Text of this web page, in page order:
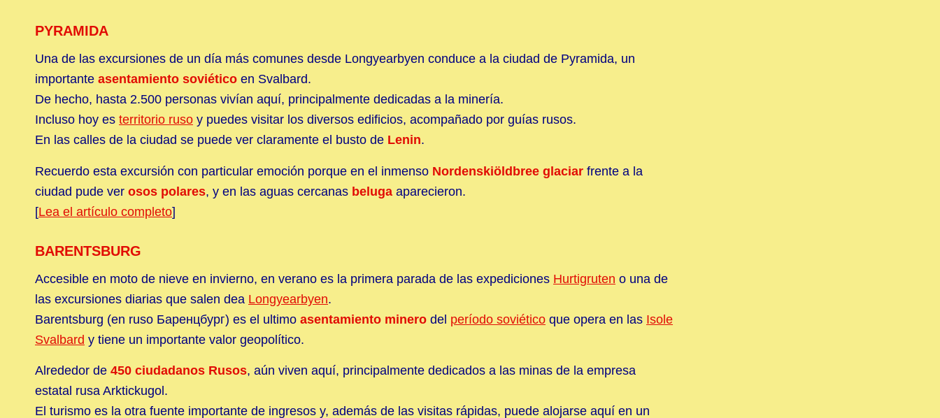
PYRAMIDA
Una de las excursiones de un día más comunes desde Longyearbyen conduce a la ciudad de Pyramida, un
importante asentamiento soviético en Svalbard.
De hecho, hasta 2.500 personas vivían aquí, principalmente dedicadas a la minería.
Incluso hoy es territorio ruso y puedes visitar los diversos edificios, acompañado por guías rusos.
En las calles de la ciudad se puede ver claramente el busto de Lenin.
Recuerdo esta excursión con particular emoción porque en el inmenso Nordenskiöldbree glaciar frente a la
ciudad pude ver osos polares, y en las aguas cercanas beluga aparecieron.
[Lea el artículo completo]
BARENTSBURG
Accesible en moto de nieve en invierno, en verano es la primera parada de las expediciones Hurtigruten o una de
las excursiones diarias que salen dea Longyearbyen.
Barentsburg (en ruso Баренцбург) es el ultimo asentamiento minero del período soviético que opera en las Isole
Svalbard y tiene un importante valor geopolítico.
Alrededor de 450 ciudadanos Rusos, aún viven aquí, principalmente dedicados a las minas de la empresa
estatal rusa Arktickugol.
El turismo es la otra fuente importante de ingresos y, además de las visitas rápidas, puede alojarse aquí en un